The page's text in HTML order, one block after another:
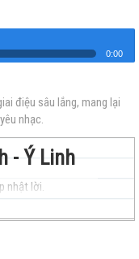
0:00
điệu sâu lắng, mang lại
nhạc.
- Ý Linh
nhật lời.